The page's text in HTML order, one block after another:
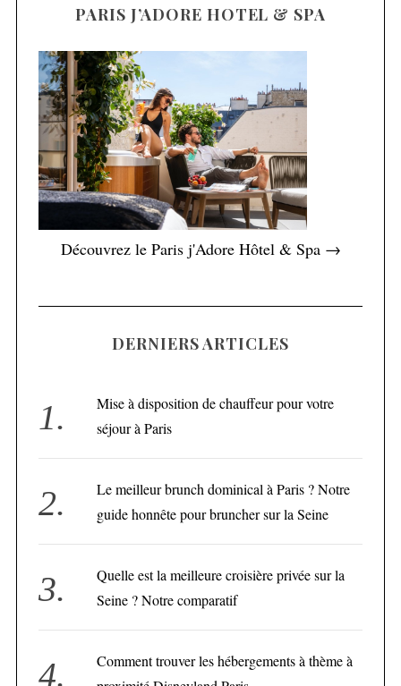
PARIS J’ADORE HOTEL & SPA
Découvrez le Paris j'Adore Hôtel & Spa →
DERNIERS ARTICLES
Mise à disposition de chauffeur pour votre
séjour à Paris
Le meilleur brunch dominical à Paris ? Notre
guide honnête pour bruncher sur la Seine
Quelle est la meilleure croisière privée sur la
Seine ? Notre comparatif
Comment trouver les hébergements à thème à